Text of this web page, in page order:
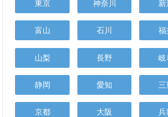
東京 神奈川
富山 石川
山梨 長野
静岡 愛知 三
京都 大阪